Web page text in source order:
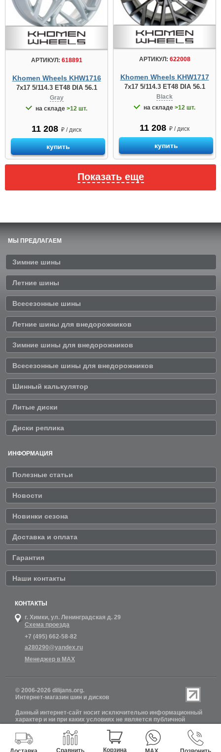
АРТИКУЛ: 618891
Khomen Wheels KHW1716
7x17 5/114.3 ET48 DIA 56.1
Gray
на складе >12 шт.
11 208 ₽ / диск
купить
АРТИКУЛ: 622008
Khomen Wheels KHW1717
7x17 5/114.3 ET48 DIA 56.1
Black
на складе >12 шт.
11 208 ₽ / диск
купить
Показать еще
МЫ ПРЕДЛАГАЕМ
Зимние шины
Летние шины
Всесезонные шины
Летние шины для внедорожников
Зимние шины для внедорожников
Всесезонные шины для внедорожников
Шинный калькулятор
Литые диски
Диски реплика
ИНФОРМАЦИЯ
Полезные статьи
Новости
Новинки сезона
Доставка и оплата
Гарантия
Наши контакты
КОНТАКТЫ
г. Химки, ул. Ленинградская д. 29
Схема проезда
+7 (495) 662-58-82
a280290@yandex.ru
Менеджер в MAX
© 2006-2026 dilijans.org.
Интернет-магазин шин и дисков
Данный интернет-сайт носит исключительно информационный
характер и ни при каких условиях не является публичной
Гражданского кодекса РФ. Обновление информации о наличии
шин и дисков на сайте Dilijans.org производится 24 часа в сутки,
но не включает в себя информацию о резервах.
Сравнить Корзина